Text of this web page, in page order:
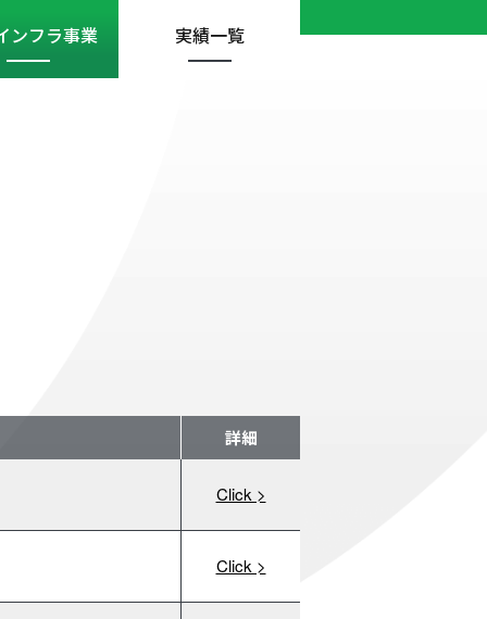
ンフラ事業 実績一覧
詳細
Click >
Click >